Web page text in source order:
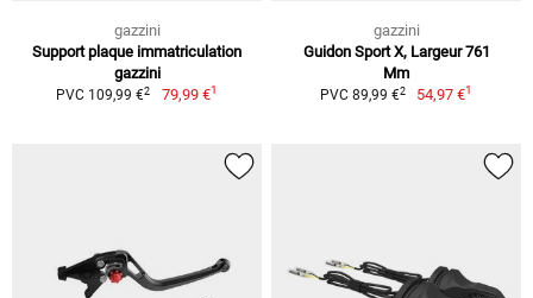
gazzini
Support plaque immatriculation
gazzini
PVC 109,99 €2 79,99 €1
gazzini
Guidon Sport X, Largeur 761
Mm
PVC 89,99 €2 54,97 €1